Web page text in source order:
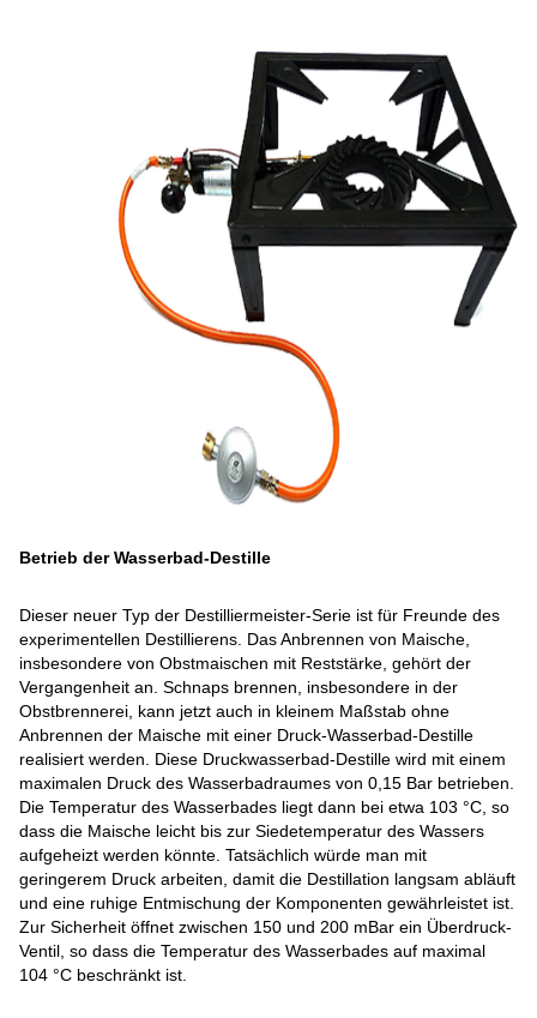
Betrieb der Wasserbad-Destille
Dieser neuer Typ der Destilliermeister-Serie ist für Freunde des
experimentellen Destillierens. Das Anbrennen von Maische,
insbesondere von Obstmaischen mit Reststärke, gehört der
Vergangenheit an. Schnaps brennen, insbesondere in der
Obstbrennerei, kann jetzt auch in kleinem Maßstab ohne
Anbrennen der Maische mit einer Druck-Wasserbad-Destille
realisiert werden. Diese Druckwasserbad-Destille wird mit einem
maximalen Druck des Wasserbadraumes von 0,15 Bar betrieben.
Die Temperatur des Wasserbades liegt dann bei etwa 103 °C, so
dass die Maische leicht bis zur Siedetemperatur des Wassers
aufgeheizt werden könnte. Tatsächlich würde man mit
geringerem Druck arbeiten, damit die Destillation langsam abläuft
und eine ruhige Entmischung der Komponenten gewährleistet ist.
Zur Sicherheit öffnet zwischen 150 und 200 mBar ein Überdruck-
Ventil, so dass die Temperatur des Wasserbades auf maximal
104 °C beschränkt ist.